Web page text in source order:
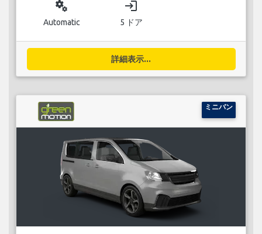
miscellaneous_services
Automatic
login
5 ドア
詳細表示...
ミニバン